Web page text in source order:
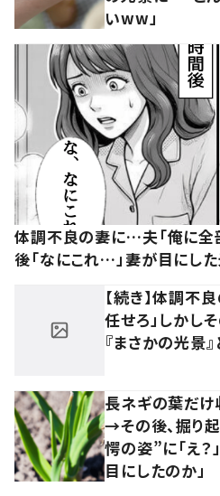
いww」
体調不良の妻に…夫「俺に全
後「なにこれ…」妻が目にし
【続き】体調不
任せろ」しかし
『まさかの光景
長ネギの葉だ
→その後、掘り
愕の姿”に「え
目にしたのか」